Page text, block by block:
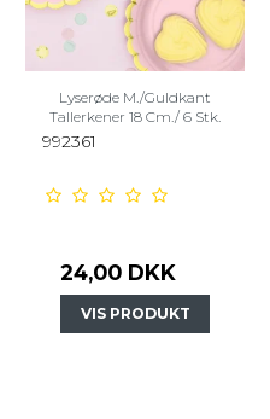
Lyserøde M./Guldkant
Tallerkener 18 Cm./ 6 Stk.
992361
24,00 DKK
VIS PRODUKT